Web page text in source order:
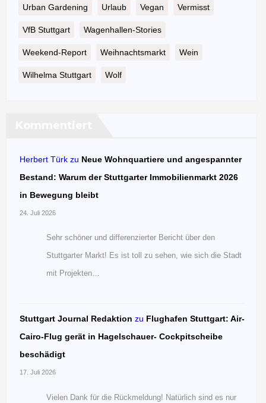
Urban Gardening Urlaub Vegan Vermisst
VfB Stuttgart Wagenhallen-Stories
Weekend-Report Weihnachtsmarkt Wein
Wilhelma Stuttgart Wolf
Herbert Türk zu Neue Wohnquartiere und angespannter
Bestand: Warum der Stuttgarter Immobilienmarkt 2026
in Bewegung bleibt
24. Juli 2026
Sehr schöner und differenzierter Bericht über den
Stuttgarter Markt! Es ist toll zu sehen, wie sich die Stadt
mit Projekten…
Stuttgart Journal Redaktion zu Flughafen Stuttgart: Air-
Cairo-Flug gerät in Hagelschauer- Cockpitscheibe
beschädigt
17. Juli 2026
Vielen Dank für die Rückmeldung! Natürlich sind es nur